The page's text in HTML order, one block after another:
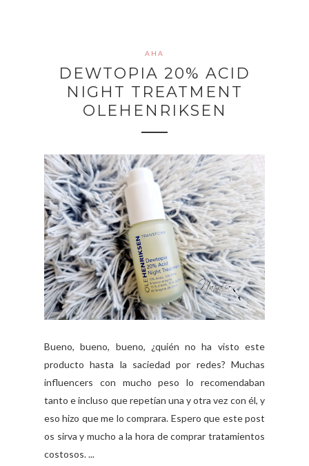
AHA
DEWTOPIA 20% ACID
NIGHT TREATMENT
OLEHENRIKSEN
Bueno, bueno, bueno, ¿quién no ha visto este
producto hasta la saciedad por redes? Muchas
influencers con mucho peso lo recomendaban
tanto e incluso que repetían una y otra vez con él, y
eso hizo que me lo comprara. Espero que este post
os sirva y mucho a la hora de comprar tratamientos
costosos. ...